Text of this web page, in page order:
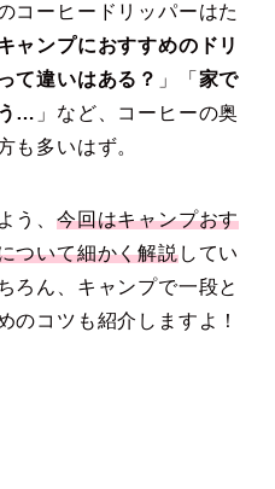
コーヒードリッパーはた
ャンプにおすすめのドリ
て違いはある？ 」「 家で
… 」など、コーヒーの奥
も多いはず。
う、 今回はキャンプおす
ついて細かく解説してい
ろん、キャンプで一段と
のコツも紹介しますよ！